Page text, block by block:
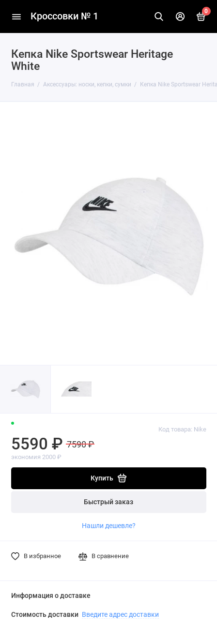
Кроссовки № 1 0
Кепка Nike Sportswear Heritage
White
Главная Аксессуары: носки, кепки, сумки Кепка Nike Sportswear
Код товара: Nike
5590 ₽ 7590 ₽
экономия 2000 ₽
Купить
Быстрый заказ
Нашли дешевле?
В избранное В сравнение
Информация о доставке
Стоимость доставки Введите адрес доставки